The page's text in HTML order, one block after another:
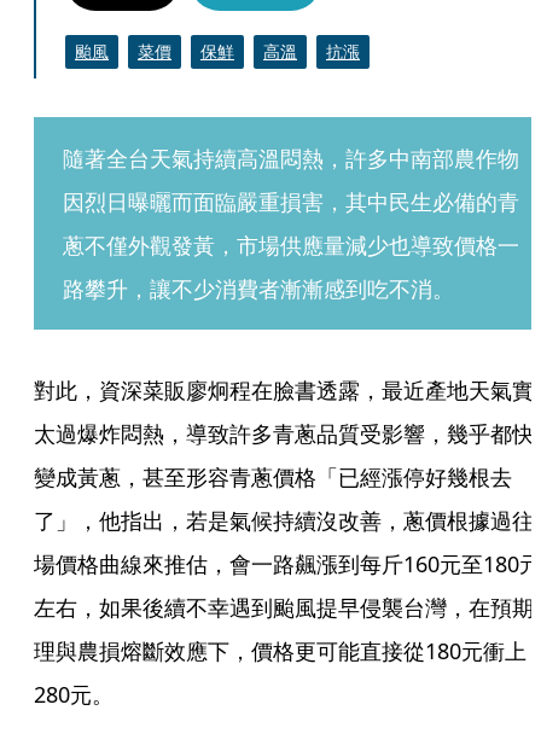
颱風 菜價 保鮮 高溫 抗漲
隨著全台天氣持續高溫悶熱，許多中南部農作物
因烈日曝曬而面臨嚴重損害，其中民生必備的青
蔥不僅外觀發黃，市場供應量減少也導致價格一
路攀升，讓不少消費者漸漸感到吃不消。
對此，資深菜販廖炯程在臉書透露，最近產地天氣實
太過爆炸悶熱，導致許多青蔥品質受影響，幾乎都快
變成黃蔥，甚至形容青蔥價格「已經漲停好幾根去
了」，他指出，若是氣候持續沒改善，蔥價根據過往
場價格曲線來推估，會一路飆漲到每斤160元至180元
左右，如果後續不幸遇到颱風提早侵襲台灣，在預期
理與農損熔斷效應下，價格更可能直接從180元衝上
280元。